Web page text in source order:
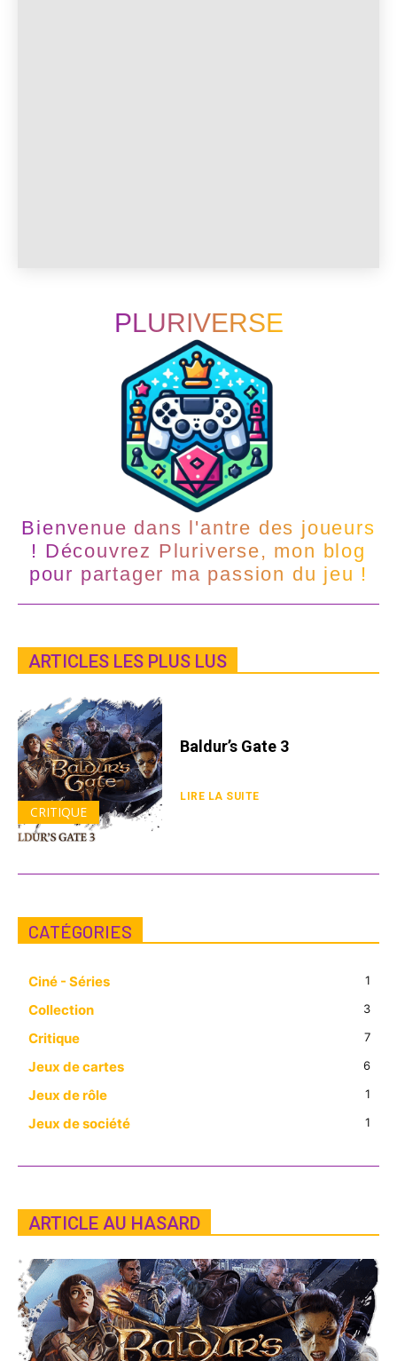
PLURIVERSE
Bienvenue dans l'antre des joueurs
! Découvrez Pluriverse, mon blog
pour partager ma passion du jeu !
ARTICLES LES PLUS LUS
CRITIQUE
Baldur’s Gate 3
LIRE LA SUITE
CATÉGORIES
Ciné - Séries 1
Collection 3
Critique 7
Jeux de cartes 6
Jeux de rôle 1
Jeux de société 1
ARTICLE AU HASARD